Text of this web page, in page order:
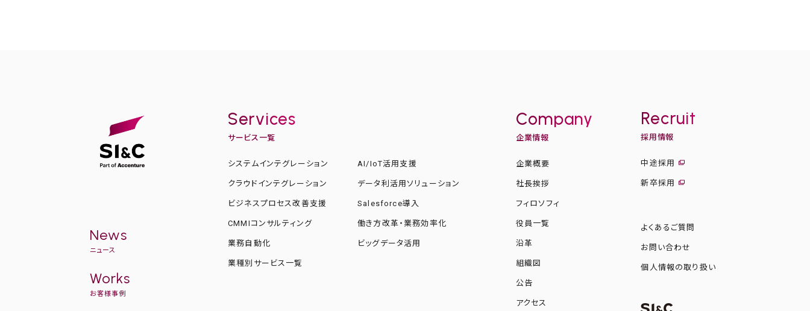
News
ニュース
Works
お客様事例
Services
サービス一覧
システムインテグレーション AI/IoT活用支援
クラウドインテグレーション データ利活用ソリューション
ビジネスプロセス改善支援 Salesforce導入
CMMIコンサルティング 働き方改革・業務効率化
業務自動化 ビッグデータ活用
業種別サービス一覧
Company
企業情報
企業概要
社長挨拶
フィロソフィ
役員一覧
沿革
組織図
公告
アクセス
Recruit
採用情報
中途採用
新卒採用
よくあるご質問
お問い合わせ
個人情報の取り扱い